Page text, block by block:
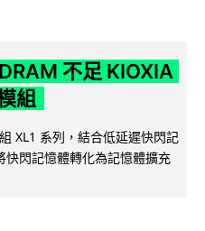
不足 KIOXIA
組
XL1 系列，結合低延遲快閃記
快閃記憶體轉化為記憶體擴充